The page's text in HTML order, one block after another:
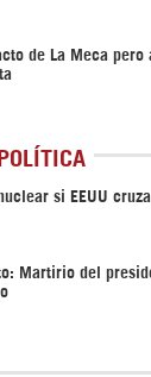
de La Meca
si EEUU
Martirio del